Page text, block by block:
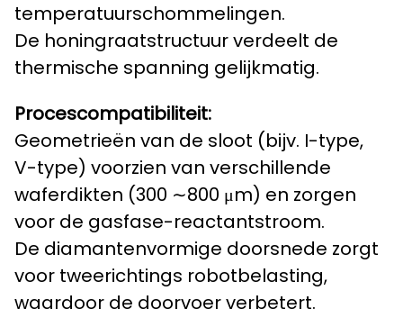
temperatuurschommelingen.
De honingraatstructuur verdeelt de
thermische spanning gelijkmatig.
Procescompatibiliteit:
Geometrieën van de sloot (bijv. I-type,
V-type) voorzien van verschillende
waferdikten (300 ∼800 μm) en zorgen
voor de gasfase-reactantstroom.
De diamantenvormige doorsnede zorgt
voor tweerichtings robotbelasting,
waardoor de doorvoer verbetert.